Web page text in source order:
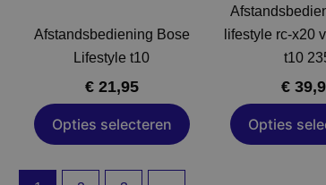
Afstandsbediening Bose
Lifestyle t10
€21,95
Opties selecteren
de
productpagina
lifestyle rc-x20
t10
€
Opties